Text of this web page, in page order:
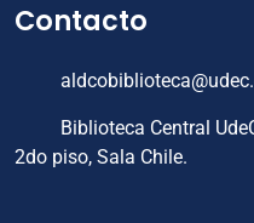
Contacto
Biblioteca Central
2do piso, Sala Chile.